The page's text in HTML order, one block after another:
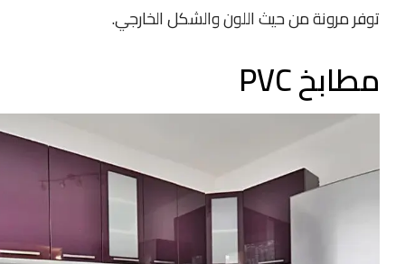
توفر مرونة من حيث اللون والشكل الخارجي.
مطابخ PVC